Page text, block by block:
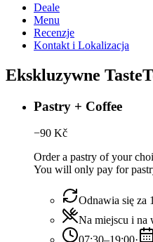
Deale
Menu
Recenzje
Kontakt i Lokalizacja
Ekskluzywne
Pastry + Coffee
−90 Kč
Order a pastry of your
You will only pay for
Odnawia się za
Na miejscu i na